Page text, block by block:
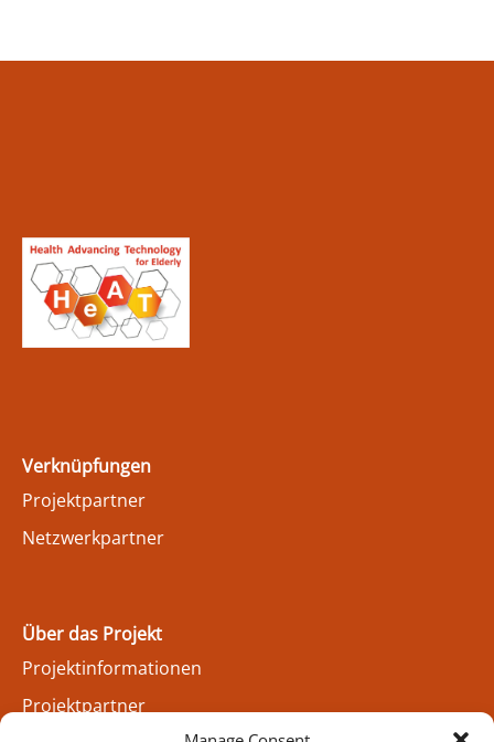
Verknüpfungen
Projektpartner
Netzwerkpartner
Über das Projekt
Projektinformationen
Projektpartner